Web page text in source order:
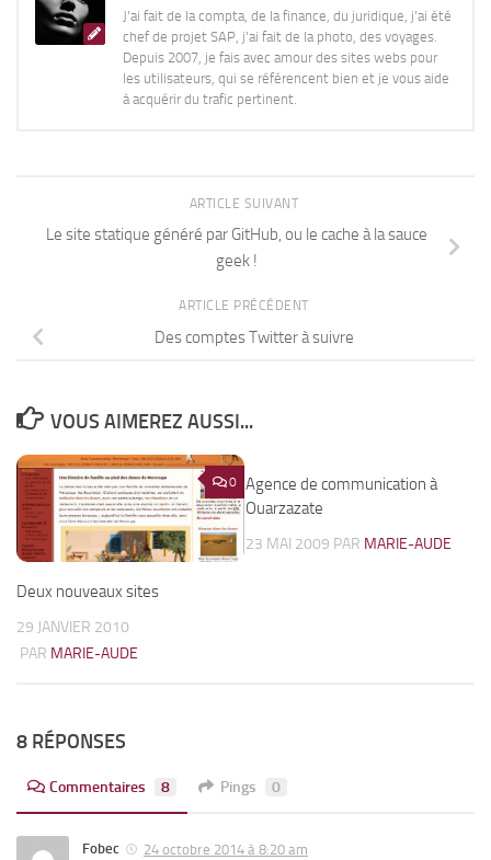
J'ai fait de la compta, de la finance, du juridique, j'ai été
chef de projet SAP, j'ai fait de la photo, des voyages.
Depuis 2007, je fais avec amour des sites webs pour
les utilisateurs, qui se référencent bien et je vous aide
à acquérir du trafic pertinent.
ARTICLE SUIVANT
Le site statique généré par GitHub, ou le cache à la sauce
geek !
ARTICLE PRÉCÉDENT
Des comptes Twitter à suivre
VOUS AIMEREZ AUSSI...
0
Deux nouveaux sites
29 JANVIER 2010
PAR MARIE-AUDE
Agence de communication à
Ouarzazate
23 MAI 2009 PAR MARIE-AUDE
8 RÉPONSES
Commentaires 8 Pings 0
Fobec 24 octobre 2014 à 8:20 am